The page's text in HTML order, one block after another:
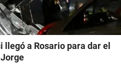
a Rosario para dar el